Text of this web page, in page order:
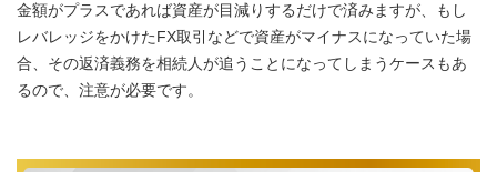
金額がプラスであれば資産が目減りするだけで済みますが、もし
レバレッジをかけたFX取引などで資産がマイナスになっていた場
合、その返済義務を相続人が追うことになってしまうケースもあ
るので、注意が必要です。